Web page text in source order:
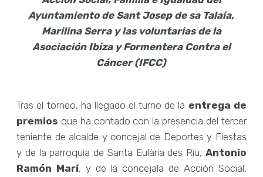
Ayuntamiento de Sant Josep de sa Talaia,
Marilina Serra y las voluntarias de la
Asociación Ibiza y Formentera Contra el
Cáncer (IFCC)
Tras el torneo, ha llegado el turno de la entrega de
premios que ha contado con la presencia del tercer
teniente de alcalde y concejal de Deportes y Fiestas
y de la parroquia de Santa Eulària des Riu, Antonio
Ramón Marí, y de la concejala de Acción Social,